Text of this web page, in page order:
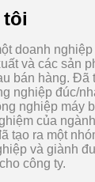
tôi
doanh
và các sản
bán hàng. Đã
nghiệp đúc/
nghiệp máy
của
tạo ra một
và giành
công ty.